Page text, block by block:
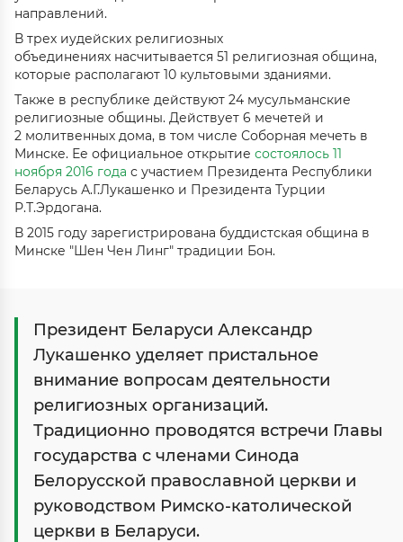
направлений.
В трех иудейских религиозных
объединениях насчитывается 51 религиозная община,
которые располагают 10 культовыми зданиями.
Также в республике действуют 24 мусульманские
религиозные общины. Действует 6 мечетей и
2 молитвенных дома, в том числе Соборная мечеть в
Минске. Ее официальное открытие состоялось 11
ноября 2016 года с участием Президента Республики
Беларусь А.Г.Лукашенко и Президента Турции
Р.Т.Эрдогана.
В 2015 году зарегистрирована буддистская община в
Минске "Шен Чен Линг" традиции Бон.
Президент Беларуси Александр
Лукашенко уделяет пристальное
внимание вопросам деятельности
религиозных организаций.
Традиционно проводятся встречи Главы
государства с членами Синода
Белорусской православной церкви и
руководством Римско-католической
церкви в Беларуси.